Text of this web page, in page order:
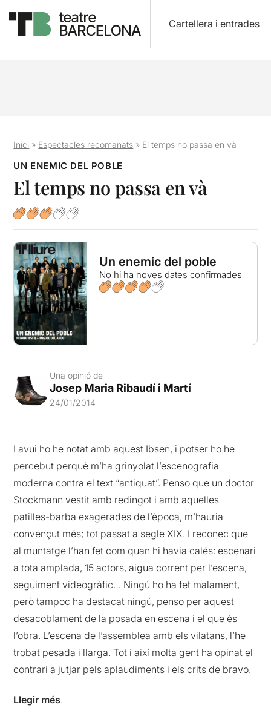
Cartellera i entrades
Inici » Espectacles recomanats » El temps no passa en và
UN ENEMIC DEL POBLE
El temps no passa en và
Un enemic del poble
No hi ha noves dates confirmades
Una opinió de
Josep Maria Ribaudí i Martí
24/01/2014
I avui ho he notat amb aquest Ibsen, i potser ho he
percebut perquè m’ha grinyolat l’escenografia
moderna contra el text “antiquat”. Penso que un doctor
Stockmann vestit amb redingot i amb aquelles
patilles-barba exagerades de l’època, m’hauria
convençut més; tot passat a segle XIX. I reconec que
al muntatge l’han fet com quan hi havia calés: escenari
a tota amplada, 15 actors, aigua corrent per l’escena,
seguiment videogràfic… Ningú ho ha fet malament,
però tampoc ha destacat ningú, penso per aquest
desacoblament de la posada en escena i el que és
l’obra. L’escena de l’assemblea amb els vilatans, l’he
trobat pesada i llarga. Tot i així molta gent ha opinat el
contrari a jutjar pels aplaudiments i els crits de bravo.
Llegir més.